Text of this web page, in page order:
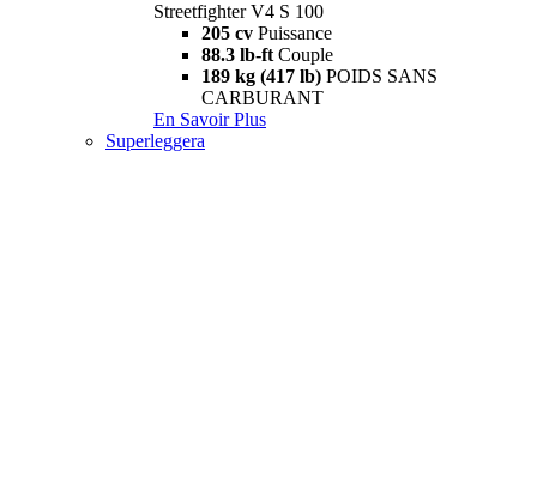
Streetfighter V4 S 100
205 cv Puissance
88.3 lb-ft Couple
189 kg (417 lb) POIDS SANS
CARBURANT
En Savoir Plus
Superleggera